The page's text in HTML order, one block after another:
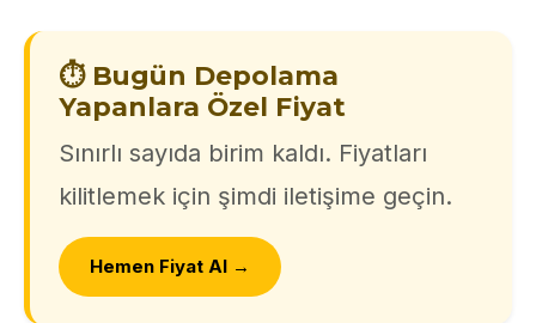
⏱️ Bugün Depolama
Yapanlara Özel Fiyat
Sınırlı sayıda birim kaldı. Fiyatları
kilitlemek için şimdi iletişime geçin.
Hemen Fiyat Al →